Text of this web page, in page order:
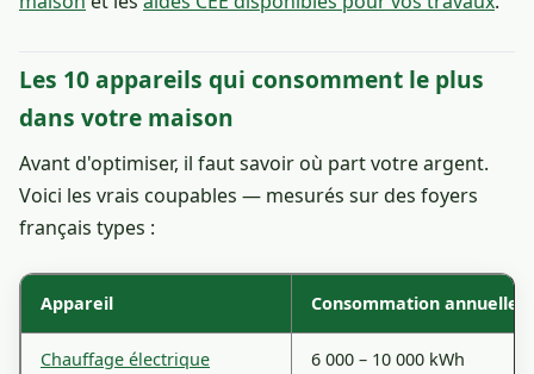
Les 10 appareils qui consomment le plus
dans votre maison
Avant d'optimiser, il faut savoir où part votre argent.
Voici les vrais coupables — mesurés sur des foyers
français types :
Appareil Consommation annuelle
Chauffage électrique 6 000 – 10 000 kWh